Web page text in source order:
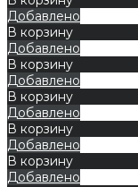
Добавлено
В корзину
Добавлено
В корзину
Добавлено
В корзину
Добавлено
В корзину
Добавлено
В корзину
Добавлено